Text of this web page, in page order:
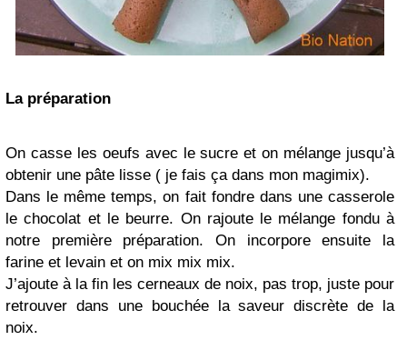
La préparation
On casse les oeufs avec le sucre et on mélange jusqu’à
obtenir une pâte lisse ( je fais ça dans mon magimix).
Dans le même temps, on fait fondre dans une casserole
le chocolat et le beurre. On rajoute le mélange fondu à
notre première préparation. On incorpore ensuite la
farine et levain et on mix mix mix.
J’ajoute à la fin les cerneaux de noix, pas trop, juste pour
retrouver dans une bouchée la saveur discrète de la
noix.